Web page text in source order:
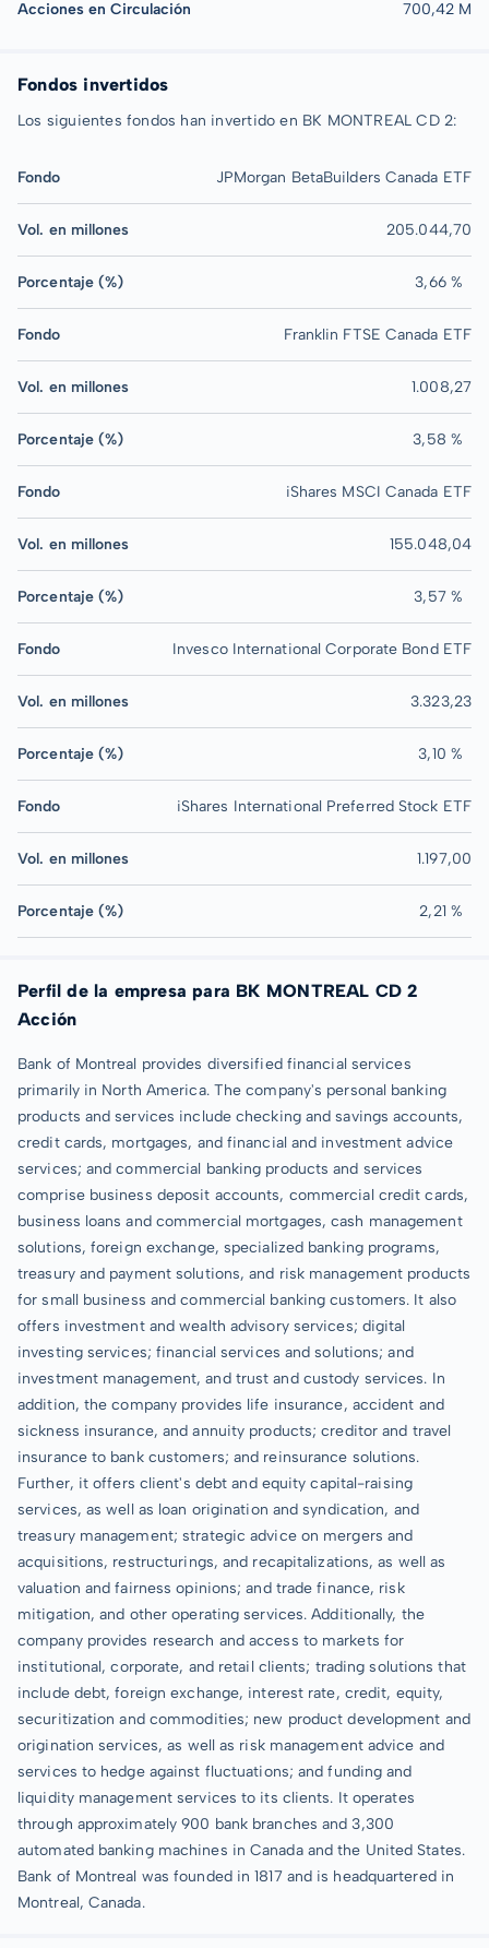
Acciones en Circulación 700,42 M
Fondos invertidos
Los siguientes fondos han invertido en BK MONTREAL CD 2:
Fondo JPMorgan BetaBuilders Canada ETF
Vol. en millones 205.044,70
Porcentaje (%) 3,66 %
Fondo Franklin FTSE Canada ETF
Vol. en millones 1.008,27
Porcentaje (%) 3,58 %
Fondo iShares MSCI Canada ETF
Vol. en millones 155.048,04
Porcentaje (%) 3,57 %
Fondo Invesco International Corporate Bond ETF
Vol. en millones 3.323,23
Porcentaje (%) 3,10 %
Fondo iShares International Preferred Stock ETF
Vol. en millones 1.197,00
Porcentaje (%) 2,21 %
Perfil de la empresa para BK MONTREAL CD 2
Acción
Bank of Montreal provides diversified financial services
primarily in North America. The company's personal banking
products and services include checking and savings accounts,
credit cards, mortgages, and financial and investment advice
services; and commercial banking products and services
comprise business deposit accounts, commercial credit cards,
business loans and commercial mortgages, cash management
solutions, foreign exchange, specialized banking programs,
treasury and payment solutions, and risk management products
for small business and commercial banking customers. It also
offers investment and wealth advisory services; digital
investing services; financial services and solutions; and
investment management, and trust and custody services. In
addition, the company provides life insurance, accident and
sickness insurance, and annuity products; creditor and travel
insurance to bank customers; and reinsurance solutions.
Further, it offers client's debt and equity capital-raising
services, as well as loan origination and syndication, and
treasury management; strategic advice on mergers and
acquisitions, restructurings, and recapitalizations, as well as
valuation and fairness opinions; and trade finance, risk
mitigation, and other operating services. Additionally, the
company provides research and access to markets for
institutional, corporate, and retail clients; trading solutions that
include debt, foreign exchange, interest rate, credit, equity,
securitization and commodities; new product development and
origination services, as well as risk management advice and
services to hedge against fluctuations; and funding and
liquidity management services to its clients. It operates
through approximately 900 bank branches and 3,300
automated banking machines in Canada and the United States.
Bank of Montreal was founded in 1817 and is headquartered in
Montreal, Canada.